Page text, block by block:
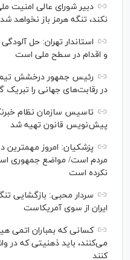
دبیر شورای عالی امنیت
نکند، تنگه هرمز باز نخواهد شد
استاندار تهران: حل
و اقدام در سطح ملی است
رئیس جمهور درخشش تیم
در رقابت‌های جهانی را تبریک
تاسیس سازمان نظام
پیش‌نویس قانون تهیه شد
پزشکیان: امروز
مردم است/ مواضع جمهوری
نکرده است
سردار محبی: بازگشایی
ایران از سوی آمریکاست
کسانی که بمباران اتمی
می‌کنند، باید ذهنیتی که در
کنند